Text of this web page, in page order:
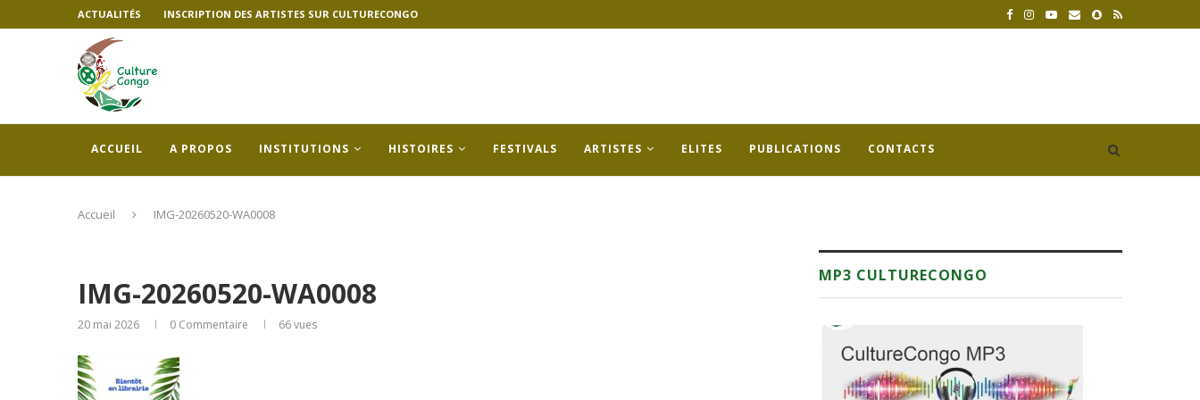
ACTUALITÉS INSCRIPTION DES ARTISTES SUR CULTURECONGO
ACCUEIL A PROPOS INSTITUTIONS HISTOIRES FESTIVALS ARTISTES ELITES PUBLICATIONS CONTACTS
Accueil IMG-20260520-WA0008
IMG-20260520-WA0008
20 mai 2026 0 Commentaire 66vues
MP3 CULTURECONGO